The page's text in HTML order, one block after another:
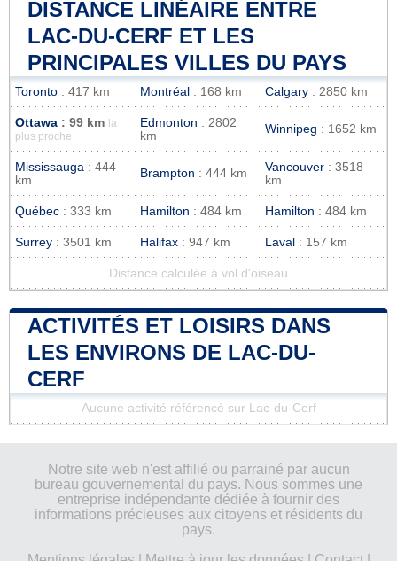
DISTANCE LINÉAIRE ENTRE
LAC-DU-CERF ET LES
PRINCIPALES VILLES DU PAYS
Toronto : 417 km Montréal : 168 km Calgary : 2850 km
Ottawa : 99 km
la
plus proche
Edmonton : 2802
km
Winnipeg : 1652 km
Mississauga : 444
km
Brampton : 444 km Vancouver : 3518
km
Québec : 333 km Hamilton : 484 km Hamilton : 484 km
Surrey : 3501 km Halifax : 947 km Laval : 157 km
Distance calculée à vol d'oiseau
ACTIVITÉS ET LOISIRS DANS
LES ENVIRONS DE LAC-DU-
CERF
Aucune activité référencé sur Lac-du-Cerf
Notre site web n'est affilié ou parrainé par aucun
bureau gouvernemental du pays. Nous sommes une
entreprise indépendante dédiée à fournir des
informations précieuses aux citoyens et résidents du
pays.